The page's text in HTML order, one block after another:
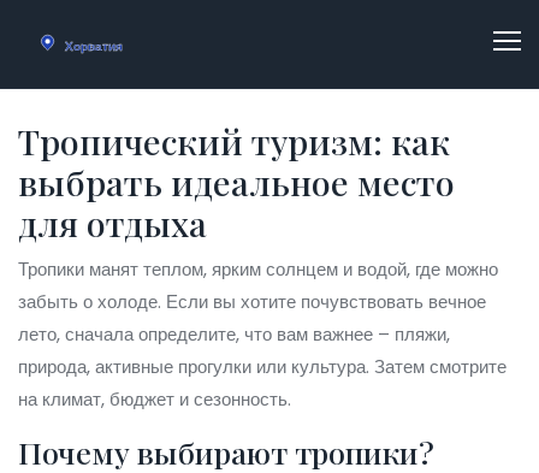
Тропический туризм: как
выбрать идеальное место
для отдыха
Тропики манят теплом, ярким солнцем и водой, где можно
забыть о холоде. Если вы хотите почувствовать вечное
лето, сначала определите, что вам важнее – пляжи,
природа, активные прогулки или культура. Затем смотрите
на климат, бюджет и сезонность.
Почему выбирают тропики?